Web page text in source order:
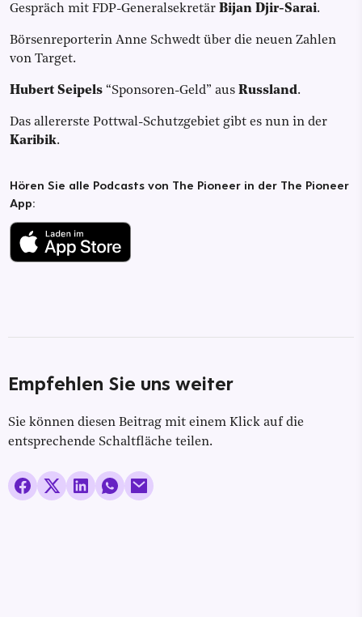
Gespräch mit FDP-Generalsekretär Bijan Djir-Sarai.
Börsenreporterin Anne Schwedt über die neuen Zahlen
von Target.
Hubert Seipels “Sponsoren-Geld” aus Russland.
Das allererste Pottwal-Schutzgebiet gibt es nun in der
Karibik.
Hören Sie alle Podcasts von The Pioneer in der The Pioneer
App:
Empfehlen Sie uns weiter
Sie können diesen Beitrag mit einem Klick auf die
entsprechende Schaltfläche teilen.